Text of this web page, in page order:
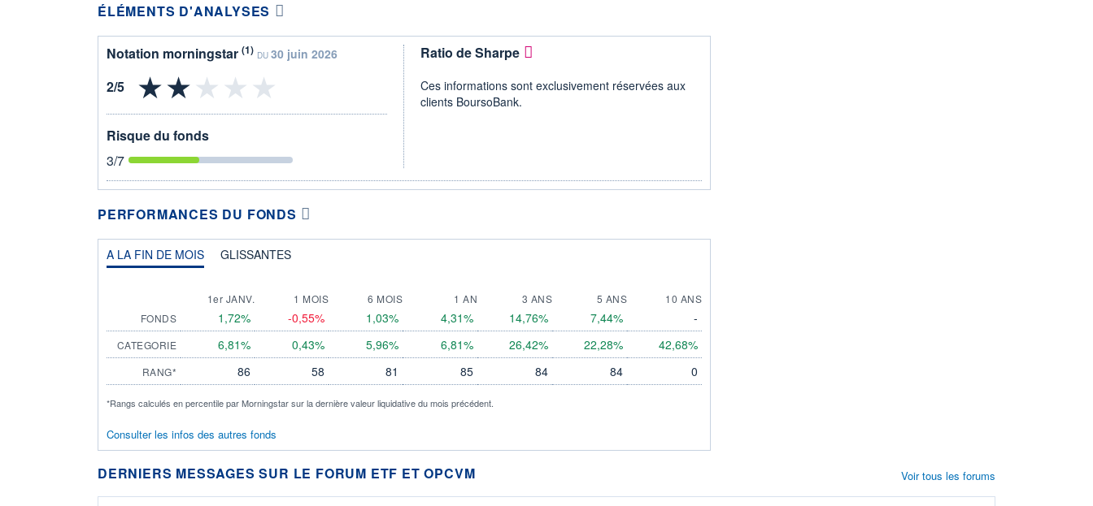
ÉLÉMENTS D'ANALYSES
Notation morningstar (1) DU 30 juin 2026
Risque du fonds
3/7
Ratio de Sharpe
Ces informations sont exclusivement réservées aux
clients BoursoBank.
PERFORMANCES DU FONDS
A LA FIN DE MOIS GLISSANTES
1er JANV. 1 MOIS 6 MOIS 1 AN 3 ANS 5 ANS
10 ANS
FONDS
1,72% -0,55% 1,03% 4,31% 14,76% 7,44% -
CATEGORIE 6,81% 0,43% 5,96% 6,81% 26,42% 22,28% 42,68%
RANG* 86 58 81 85 84 84 0
*Rangs calculés en percentile par Morningstar sur la dernière valeur liquidative du mois précédent.
Consulter les infos des autres fonds
DERNIERS MESSAGES SUR LE FORUM ETF ET OPCVM Voir tous les forums